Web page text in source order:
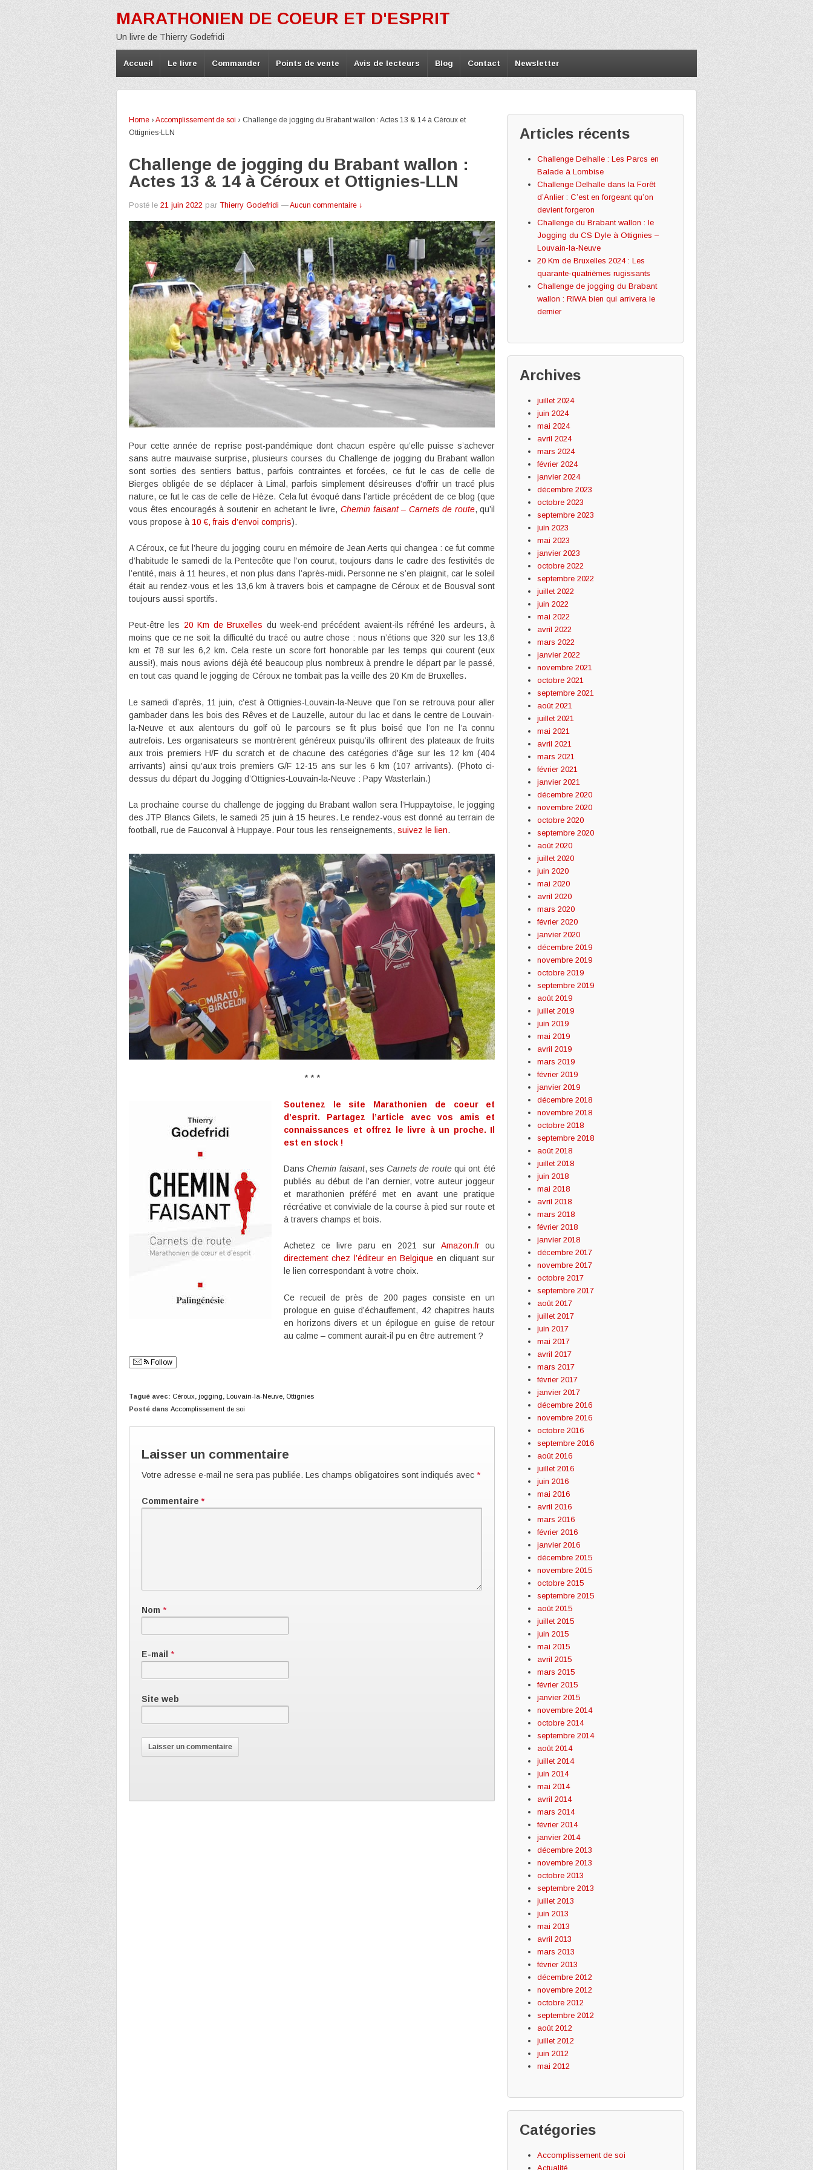
MARATHONIEN DE COEUR ET D'ESPRIT
Un livre de Thierry Godefridi
Accueil Le livre Commander Points de vente Avis de lecteurs Blog Contact Newsletter
Home › Accomplissement de soi › Challenge de jogging du Brabant wallon : Actes 13 & 14 à Céroux et
Ottignies-LLN
Challenge de jogging du Brabant wallon :
Actes 13 & 14 à Céroux et Ottignies-LLN
Posté le 21 juin 2022 par Thierry Godefridi —Aucun commentaire ↓
Pour cette année de reprise post-pandémique dont chacun espère qu’elle puisse s’achever
sans autre mauvaise surprise, plusieurs courses du Challenge de jogging du Brabant wallon
sont sorties des sentiers battus, parfois contraintes et forcées, ce fut le cas de celle de
Bierges obligée de se déplacer à Limal, parfois simplement désireuses d’offrir un tracé plus
nature, ce fut le cas de celle de Hèze. Cela fut évoqué dans l’article précédent de ce blog (que
vous êtes encouragés à soutenir en achetant le livre, Chemin faisant – Carnets de route, qu’il
vous propose à 10 €, frais d’envoi compris).
A Céroux, ce fut l’heure du jogging couru en mémoire de Jean Aerts qui changea : ce fut comme
d’habitude le samedi de la Pentecôte que l’on courut, toujours dans le cadre des festivités de
l’entité, mais à 11 heures, et non plus dans l’après-midi. Personne ne s’en plaignit, car le soleil
était au rendez-vous et les 13,6 km à travers bois et campagne de Céroux et de Bousval sont
toujours aussi sportifs.
Peut-être les 20 Km de Bruxelles du week-end précédent avaient-ils réfréné les ardeurs, à
moins que ce ne soit la difficulté du tracé ou autre chose : nous n’étions que 320 sur les 13,6
km et 78 sur les 6,2 km. Cela reste un score fort honorable par les temps qui courent (eux
aussi!), mais nous avions déjà été beaucoup plus nombreux à prendre le départ par le passé,
en tout cas quand le jogging de Céroux ne tombait pas la veille des 20 Km de Bruxelles.
Le samedi d’après, 11 juin, c’est à Ottignies-Louvain-la-Neuve que l’on se retrouva pour aller
gambader dans les bois des Rêves et de Lauzelle, autour du lac et dans le centre de Louvain-
la-Neuve et aux alentours du golf où le parcours se fit plus boisé que l’on ne l’a connu
autrefois. Les organisateurs se montrèrent généreux puisqu’ils offrirent des plateaux de fruits
aux trois premiers H/F du scratch et de chacune des catégories d’âge sur les 12 km (404
arrivants) ainsi qu’aux trois premiers G/F 12-15 ans sur les 6 km (107 arrivants). (Photo ci-
dessus du départ du Jogging d’Ottignies-Louvain-la-Neuve : Papy Wasterlain.)
La prochaine course du challenge de jogging du Brabant wallon sera l’Huppaytoise, le jogging
des JTP Blancs Gilets, le samedi 25 juin à 15 heures. Le rendez-vous est donné au terrain de
football, rue de Fauconval à Huppaye. Pour tous les renseignements, suivez le lien.
* * *
Soutenez le site Marathonien de coeur et
d’esprit. Partagez l’article avec vos amis et
connaissances et offrez le livre à un proche. Il
est en stock !
DansChemin faisant, sesCarnets de routequi ont été
publiés au début de l’an dernier, votre auteur joggeur
et marathonien préféré met en avant une pratique
récréative et conviviale de la course à pied sur route et
à travers champs et bois.
Achetez ce livre paru en 2021 sur Amazon.frou
directement chez l’éditeur en Belgique en cliquant sur
le lien correspondant à votre choix.
Ce recueil de près de 200 pages consiste en un
prologue en guise d’échauffement, 42 chapitres hauts
en horizons divers et un épilogue en guise de retour
au calme – comment aurait-il pu en être autrement ?
Follow
Tagué avec: Céroux jogging Louvain-la-Neuve Ottignies
Posté dans Accomplissement de soi
Laisser un commentaire
Votre adresse e-mail ne sera pas publiée. Les champs obligatoires sont indiqués avec *
Commentaire *
Nom *
E-mail *
Site web
Articles récents
Challenge Delhalle : Les Parcs en
Balade à Lombise
Challenge Delhalle dans la Forêt
d’Anlier : C’est en forgeant qu’on
devient forgeron
Challenge du Brabant wallon : le
Jogging du CS Dyle à Ottignies –
Louvain-la-Neuve
20 Km de Bruxelles 2024 : Les
quarante-quatrièmes rugissants
Challenge de jogging du Brabant
wallon : RIWA bien qui arrivera le
dernier
Archives
juillet 2024
juin 2024
mai 2024
avril 2024
mars 2024
février 2024
janvier 2024
décembre 2023
octobre 2023
septembre 2023
juin 2023
mai 2023
janvier 2023
octobre 2022
septembre 2022
juillet 2022
juin 2022
mai 2022
avril 2022
mars 2022
janvier 2022
novembre 2021
octobre 2021
septembre 2021
août 2021
juillet 2021
mai 2021
avril 2021
mars 2021
février 2021
janvier 2021
décembre 2020
novembre 2020
octobre 2020
septembre 2020
août 2020
juillet 2020
juin 2020
mai 2020
avril 2020
mars 2020
février 2020
janvier 2020
décembre 2019
novembre 2019
octobre 2019
septembre 2019
août 2019
juillet 2019
juin 2019
mai 2019
avril 2019
mars 2019
février 2019
janvier 2019
décembre 2018
novembre 2018
octobre 2018
septembre 2018
août 2018
juillet 2018
juin 2018
mai 2018
avril 2018
mars 2018
février 2018
janvier 2018
décembre 2017
novembre 2017
octobre 2017
septembre 2017
août 2017
juillet 2017
juin 2017
mai 2017
avril 2017
mars 2017
février 2017
janvier 2017
décembre 2016
novembre 2016
octobre 2016
septembre 2016
août 2016
juillet 2016
juin 2016
mai 2016
avril 2016
mars 2016
février 2016
janvier 2016
décembre 2015
novembre 2015
octobre 2015
septembre 2015
août 2015
juillet 2015
juin 2015
mai 2015
avril 2015
mars 2015
février 2015
janvier 2015
novembre 2014
octobre 2014
septembre 2014
août 2014
juillet 2014
juin 2014
mai 2014
avril 2014
mars 2014
février 2014
janvier 2014
décembre 2013
novembre 2013
octobre 2013
septembre 2013
juillet 2013
juin 2013
mai 2013
avril 2013
mars 2013
février 2013
décembre 2012
novembre 2012
octobre 2012
septembre 2012
août 2012
juillet 2012
juin 2012
mai 2012
Catégories
Accomplissement de soi
Actualité